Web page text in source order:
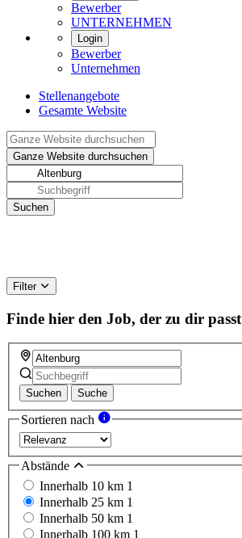
Bewerber
UNTERNEHMEN
Login
Bewerber
Unternehmen
Stellenangebote
Gesamte Website
Filter
Finde hier den Job, der zu dir passt
Suchen Suche
Sortieren nach
Abstände
Innerhalb 10 km 1
Innerhalb 25 km 1
Innerhalb 50 km 1
Innerhalb 100 km 1